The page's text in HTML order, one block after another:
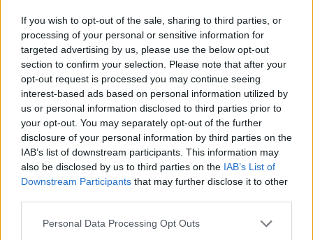
If you wish to opt-out of the sale, sharing to third parties, or
processing of your personal or sensitive information for
targeted advertising by us, please use the below opt-out
section to confirm your selection. Please note that after your
opt-out request is processed you may continue seeing
interest-based ads based on personal information utilized by
us or personal information disclosed to third parties prior to
your opt-out. You may separately opt-out of the further
disclosure of your personal information by third parties on the
IAB’s list of downstream participants. This information may
also be disclosed by us to third parties on the IAB’s List of
Downstream Participants that may further disclose it to other
Personal Data Processing Opt Outs
eurų(1)
atvyksta Sakartvelo
rinktinės narys
Sportas
Problemos tęsiasi:
„Juventus“ puolėjas
Sportas
Po rasizmo skandalo
jo veiksmus tirs policija